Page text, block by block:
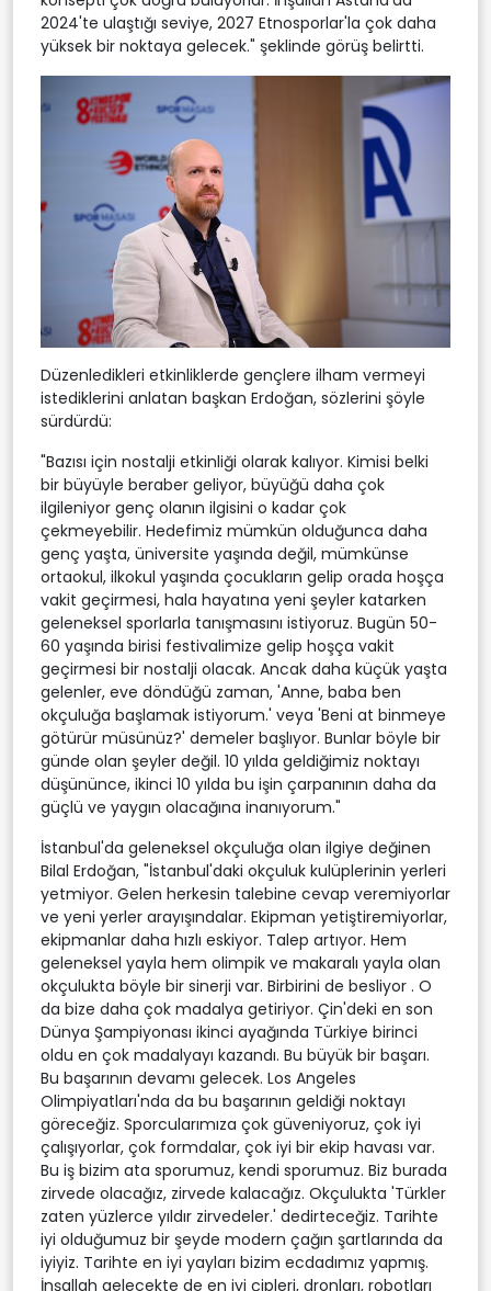
2024'te ulaştığı seviye, 2027 Etnosporlar'la çok daha
yüksek bir noktaya gelecek." şeklinde görüş belirtti.
Düzenledikleri etkinliklerde gençlere ilham vermeyi
istediklerini anlatan başkan Erdoğan, sözlerini şöyle
sürdürdü:
"Bazısı için nostalji etkinliği olarak kalıyor. Kimisi belki
bir büyüyle beraber geliyor, büyüğü daha çok
ilgileniyor genç olanın ilgisini o kadar çok
çekmeyebilir. Hedefimiz mümkün olduğunca daha
genç yaşta, üniversite yaşında değil, mümkünse
ortaokul, ilkokul yaşında çocukların gelip orada hoşça
vakit geçirmesi, hala hayatına yeni şeyler katarken
geleneksel sporlarla tanışmasını istiyoruz. Bugün 50-
60 yaşında birisi festivalimize gelip hoşça vakit
geçirmesi bir nostalji olacak. Ancak daha küçük yaşta
gelenler, eve döndüğü zaman, 'Anne, baba ben
okçuluğa başlamak istiyorum.' veya 'Beni at binmeye
götürür müsünüz?' demeler başlıyor. Bunlar böyle bir
günde olan şeyler değil. 10 yılda geldiğimiz noktayı
düşününce, ikinci 10 yılda bu işin çarpanının daha da
güçlü ve yaygın olacağına inanıyorum."
İstanbul'da geleneksel okçuluğa olan ilgiye değinen
Bilal Erdoğan, "İstanbul'daki okçuluk kulüplerinin yerleri
yetmiyor. Gelen herkesin talebine cevap veremiyorlar
ve yeni yerler arayışındalar. Ekipman yetiştiremiyorlar,
ekipmanlar daha hızlı eskiyor. Talep artıyor. Hem
geleneksel yayla hem olimpik ve makaralı yayla olan
okçulukta böyle bir sinerji var. Birbirini de besliyor . O
da bize daha çok madalya getiriyor. Çin'deki en son
Dünya Şampiyonası ikinci ayağında Türkiye birinci
oldu en çok madalyayı kazandı. Bu büyük bir başarı.
Bu başarının devamı gelecek. Los Angeles
Olimpiyatları'nda da bu başarının geldiği noktayı
göreceğiz. Sporcularımıza çok güveniyoruz, çok iyi
çalışıyorlar, çok formdalar, çok iyi bir ekip havası var.
Bu iş bizim ata sporumuz, kendi sporumuz. Biz burada
zirvede olacağız, zirvede kalacağız. Okçulukta 'Türkler
zaten yüzlerce yıldır zirvedeler.' dedirteceğiz. Tarihte
iyi olduğumuz bir şeyde modern çağın şartlarında da
iyiyiz. Tarihte en iyi yayları bizim ecdadımız yapmış.
İnşallah gelecekte de en iyi çipleri, dronları, robotları